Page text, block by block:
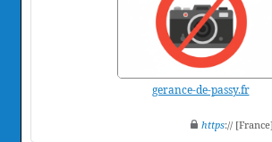
gerance-de-passy.fr
https://